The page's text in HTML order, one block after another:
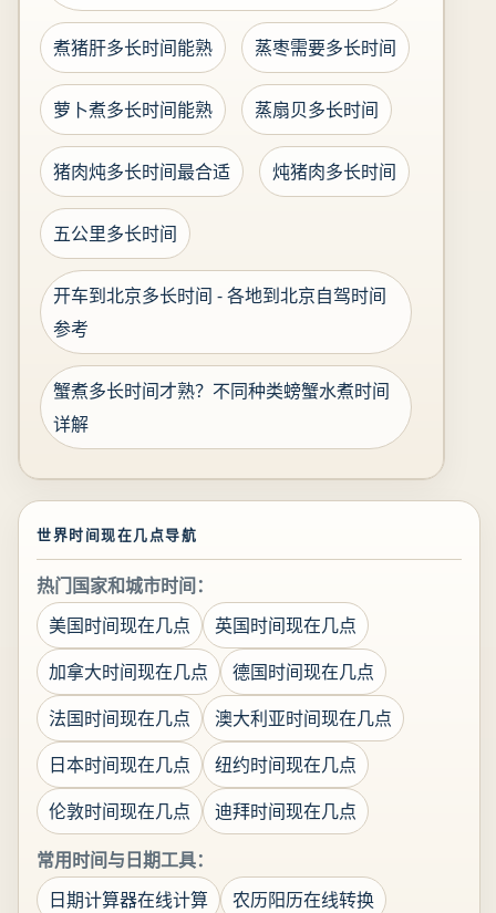
煮猪肝多长时间能熟 蒸枣需要多长时间
萝卜煮多长时间能熟 蒸扇贝多长时间
猪肉炖多长时间最合适 炖猪肉多长时间
五公里多长时间
开车到北京多长时间 - 各地到北京自驾时间
参考
蟹煮多长时间才熟？不同种类螃蟹水煮时间
详解
世界时间现在几点导航
热门国家和城市时间：
美国时间现在几点
英国时间现在几点
加拿大时间现在几点
德国时间现在几点
法国时间现在几点
澳大利亚时间现在几点
日本时间现在几点
纽约时间现在几点
伦敦时间现在几点
迪拜时间现在几点
常用时间与日期工具：
日期计算器在线计算
农历阳历在线转换